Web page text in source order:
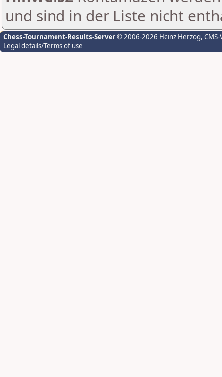
und sind in der Liste nicht
Chess-Tournament-Results-Server© 2006-2026 Heinz Herzog,
Legal details/Terms of use